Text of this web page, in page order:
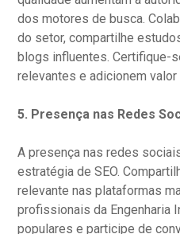
dos motores de busca.
do setor, compartilhe
blogs influentes. Certifique-
relevantes e adicionem
5. Presença nas Redes
A presença nas redes
estratégia de SEO.
relevante nas plataformas
profissionais da Engenharia
populares e participe de